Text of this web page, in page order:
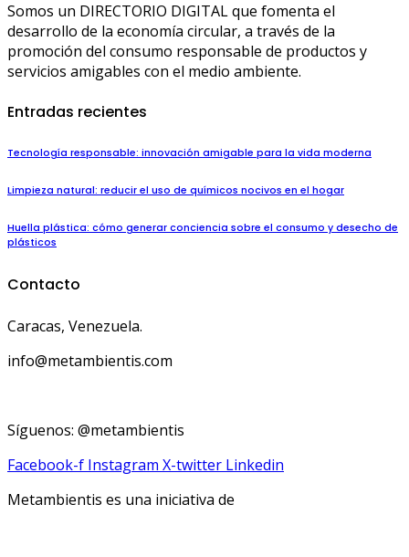
Somos un DIRECTORIO DIGITAL que fomenta el
desarrollo de la economía circular, a través de la
promoción del consumo responsable de productos y
servicios amigables con el medio ambiente.
Entradas recientes
Tecnología responsable: innovación amigable para la vida moderna
Limpieza natural: reducir el uso de químicos nocivos en el hogar
Huella plástica: cómo generar conciencia sobre el consumo y desecho de
plásticos
Contacto
Caracas, Venezuela.
info@metambientis.com
Síguenos: @metambientis
Facebook-f Instagram X-twitter Linkedin
Metambientis es una iniciativa de